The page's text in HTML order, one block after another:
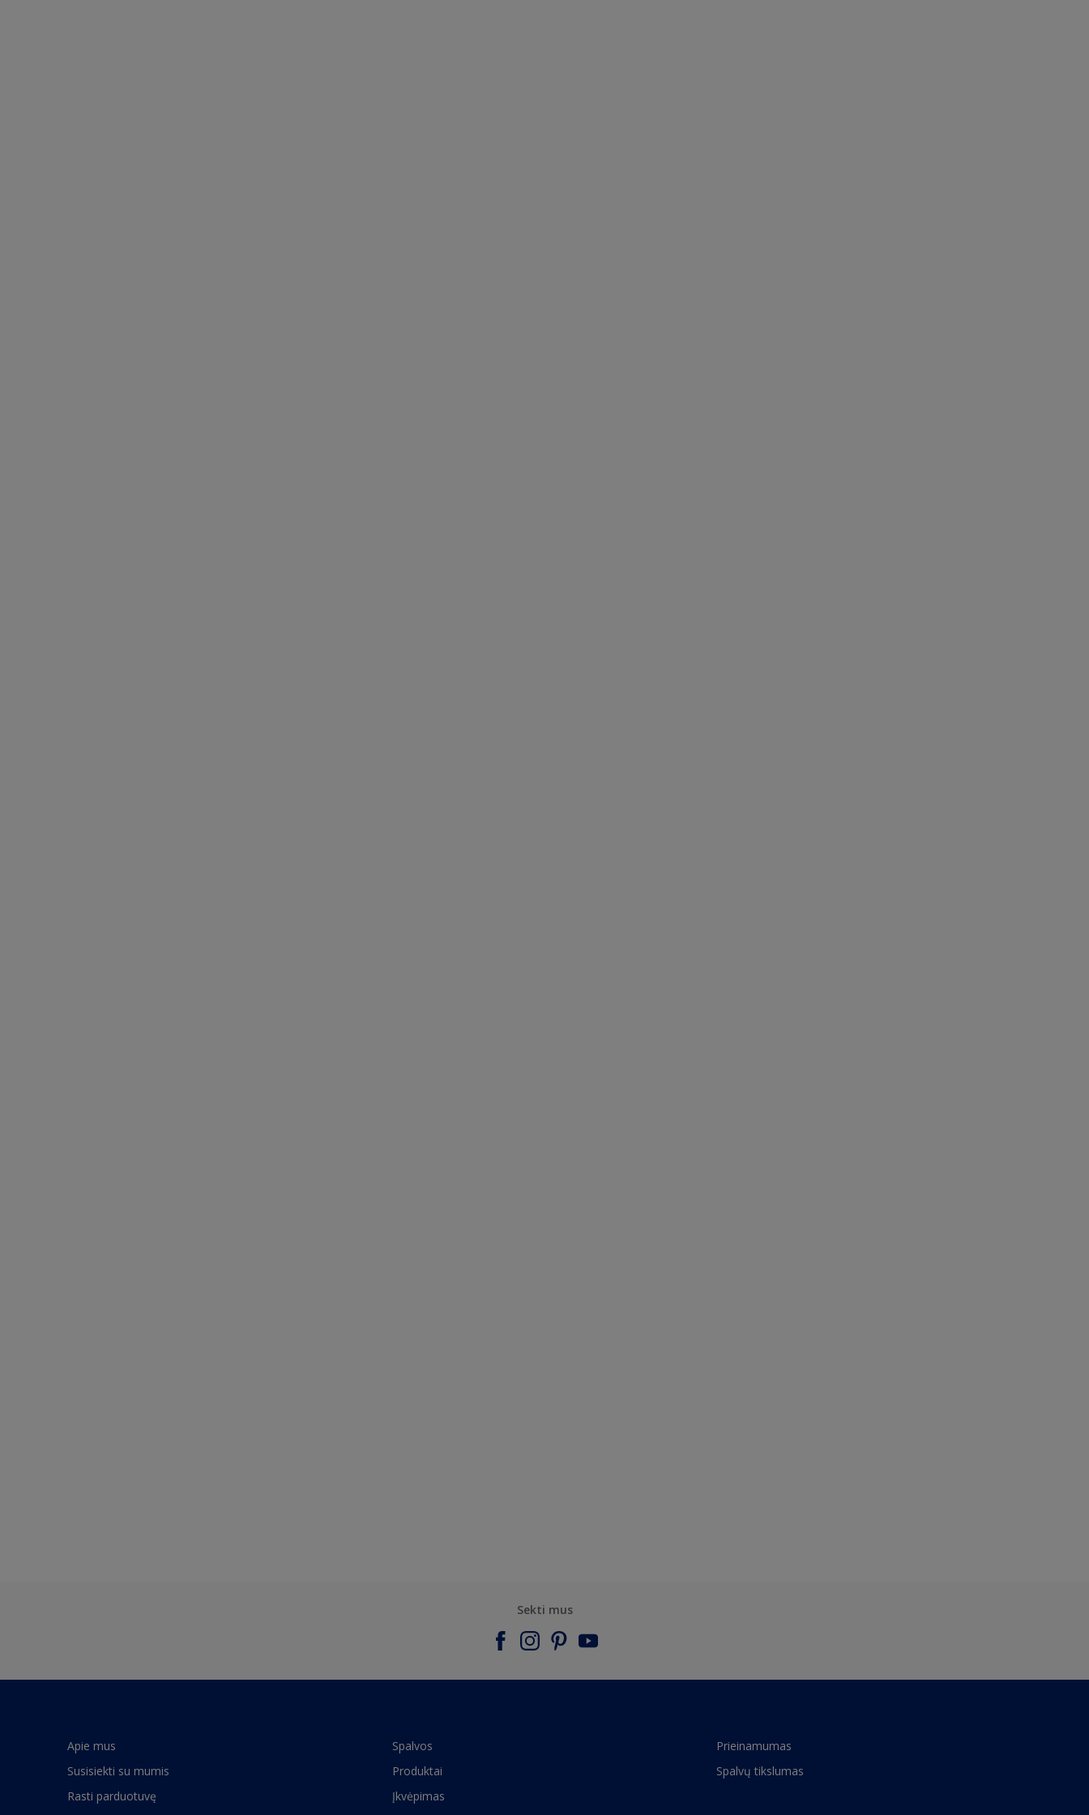
Sekti mus
Apie mus
Susisiekti su mumis
Rasti parduotuvę
Spalvos
Produktai
Įkvėpimas
Prieinamumas
Spalvų tikslumas